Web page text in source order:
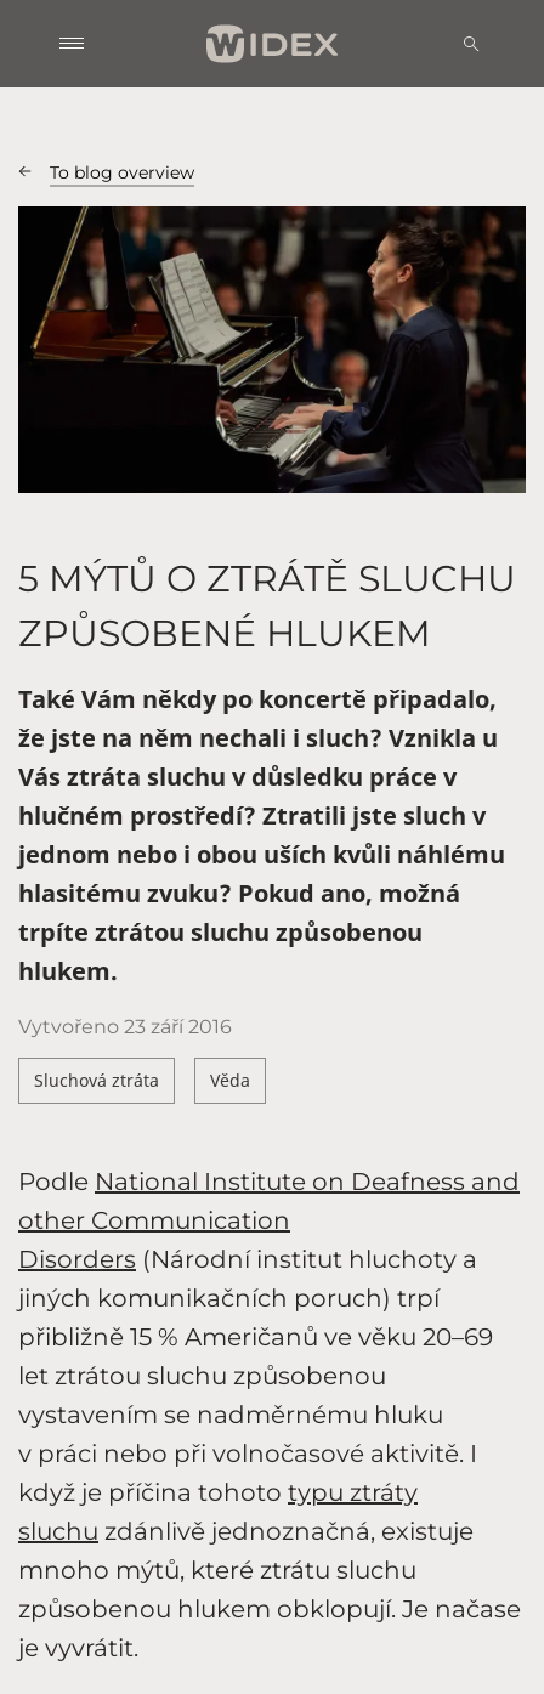
To blog overview
5 MÝTŮ O ZTRÁTĚ SLUCHU
ZPŮSOBENÉ HLUKEM
Také Vám někdy po koncertě připadalo,
že jste na něm nechali i sluch? Vznikla u
Vás ztráta sluchu v důsledku práce v
hlučném prostředí? Ztratili jste sluch v
jednom nebo i obou uších kvůli náhlému
hlasitému zvuku? Pokud ano, možná
trpíte ztrátou sluchu způsobenou
hlukem.
Vytvořeno 23 září 2016
Sluchová ztráta Věda
Podle National Institute on Deafness and
other Communication
Disorders (Národní institut hluchoty a
jiných komunikačních poruch) trpí
přibližně 15 % Američanů ve věku 20–69
let ztrátou sluchu způsobenou
vystavením se nadměrnému hluku
v práci nebo při volnočasové aktivitě. I
když je příčina tohoto typu ztráty
sluchu zdánlivě jednoznačná, existuje
mnoho mýtů, které ztrátu sluchu
způsobenou hlukem obklopují. Je načase
je vyvrátit.